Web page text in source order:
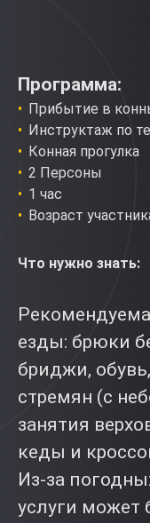
Программа:
Прибытие в
Инструктаж по
Конная прогулка
2 Персоны
1 час
Возраст
Что нужно знать:
езды: брюки
бриджи,
стремян (с
занятия
кеды и
Из-за
услуги может